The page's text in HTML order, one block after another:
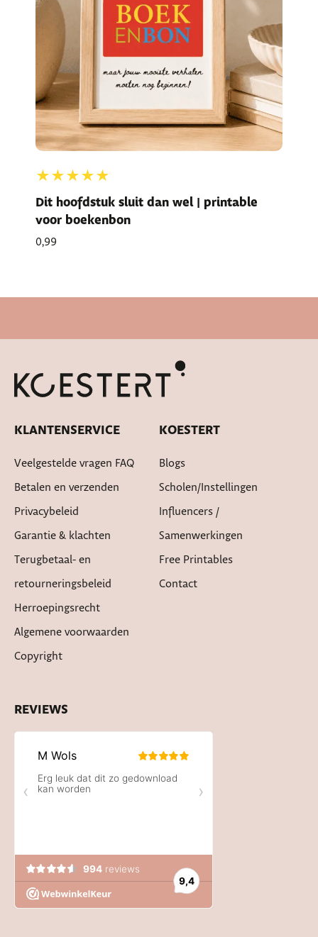
★★★★★
Dit hoofdstuk sluit dan wel | printable
voor boekenbon
0,99
KLANTENSERVICE
Veelgestelde vragen FAQ
Betalen en verzenden
Privacybeleid
Garantie & klachten
Terugbetaal- en
retourneringsbeleid
Herroepingsrecht
Algemene voorwaarden
Copyright
KOESTERT
Blogs
Scholen/instellingen
Influencers /
Samenwerkingen
Free Printables
Contact
REVIEWS